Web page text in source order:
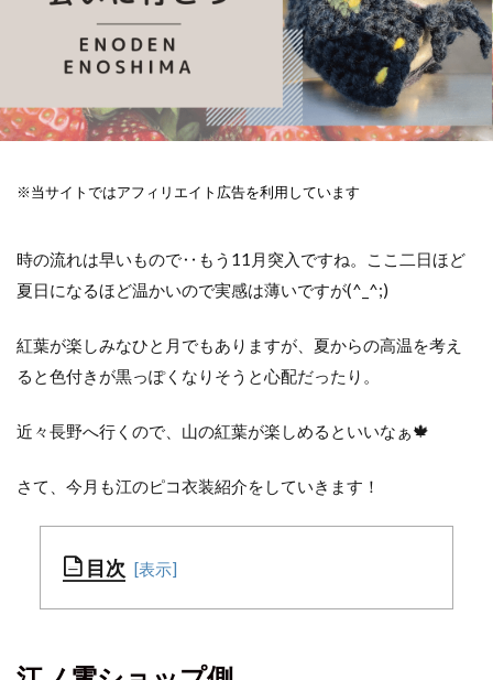
※当サイトではアフィリエイト広告を利用しています
時の流れは早いもので‥もう11月突入ですね。ここ二日ほど
夏日になるほど温かいので実感は薄いですが(^_^;)
紅葉が楽しみなひと月でもありますが、夏からの高温を考え
ると色付きが黒っぽくなりそうと心配だったり。
近々長野へ行くので、山の紅葉が楽しめるといいなぁ🍁
さて、今月も江のピコ衣装紹介をしていきます！
目次
ノ